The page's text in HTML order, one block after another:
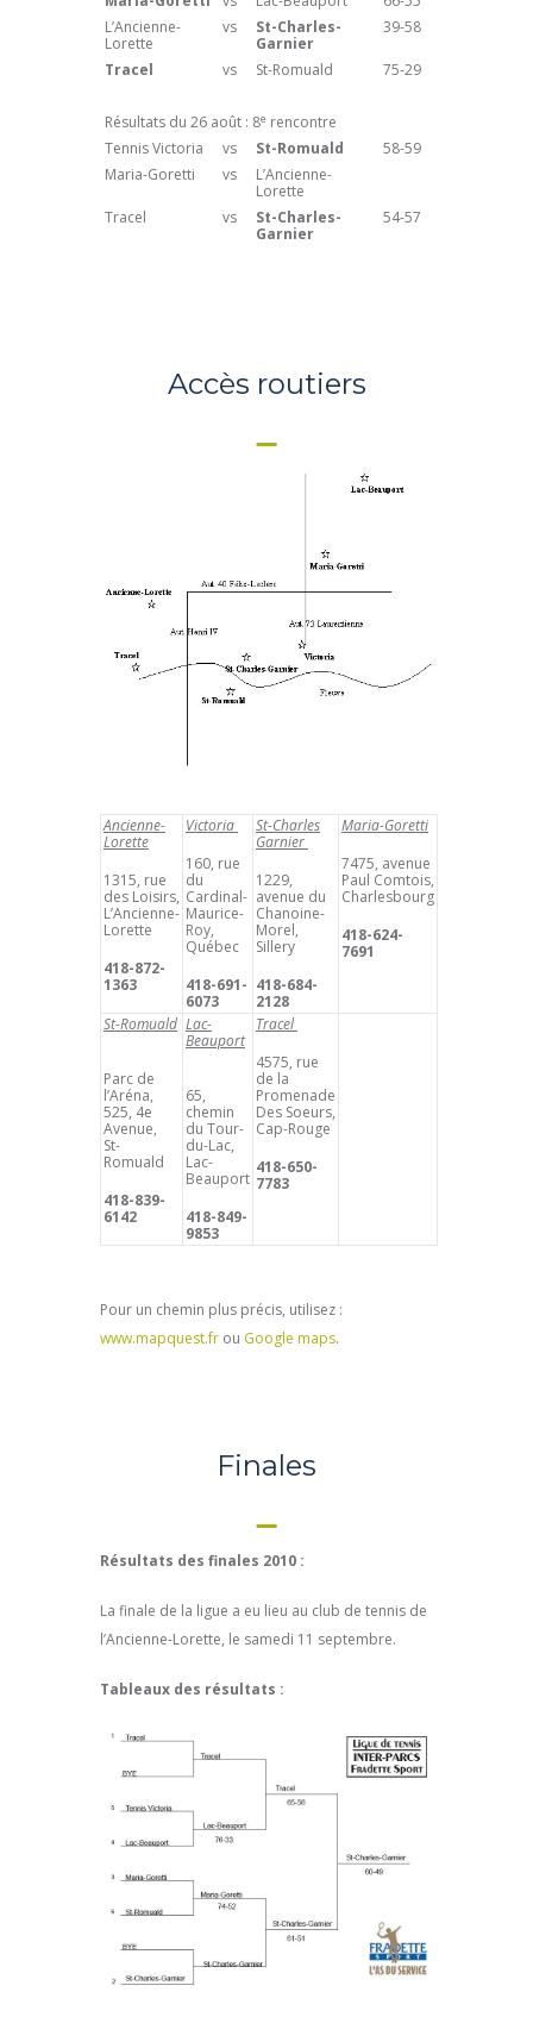
L’Ancienne-
Lorette
vs
St-Charles-
Garnier
39-58
Tracel vs St-Romuald 75-29
Résultats du 26 août : 8e rencontre
Tennis Victoria
vs St-Romuald
58-59
Maria-Goretti
vs
L’Ancienne-
Lorette
Tracel
vs
St-Charles-
Garnier
54-57
Accès routiers
Ancienne-
Lorette
1315, rue
des Loisirs,
L’Ancienne-
Lorette
418-872-
1363
Victoria
160, rue
du
Cardinal-
Maurice-
Roy,
Québec
418-691-
6073
St-Charles
Garnier
1229,
avenue du
Chanoine-
Morel,
Sillery
418-684-
2128
Maria-Goretti
7475, avenue
Paul Comtois,
Charlesbourg
418-624-
7691
St-Romuald
Parc de
l’Aréna,
525, 4e
Avenue,
St-
Romuald
418-839-
6142
Lac-
Beauport
65,
chemin
du Tour-
du-Lac,
Lac-
Beauport
418-849-
9853
Tracel
4575, rue
de la
Promenade
Des Soeurs,
Cap-Rouge
418-650-
7783
Pour un chemin plus précis, utilisez :
www.mapquest.fr ou Google maps.
Finales
Résultats des finales 2010 :
La finale de la ligue a eu lieu au club de tennis de
l’Ancienne-Lorette, le samedi 11 septembre.
Tableaux des résultats :